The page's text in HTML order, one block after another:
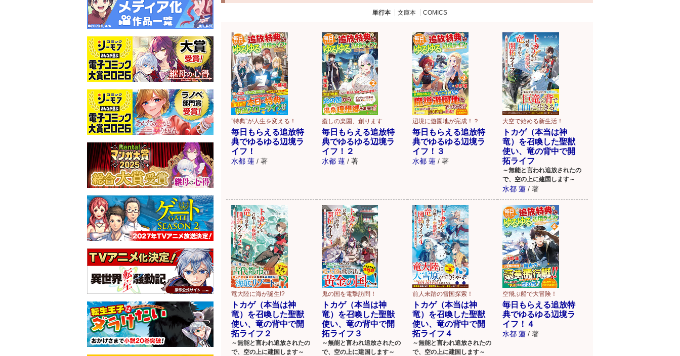
単行本 文庫本 COMICS
”特典”が人生を変える！
毎日もらえる追放特
典でゆるゆる辺境ラ
イフ！
水都 蓮 / 著
癒しの楽園、創ります
毎日もらえる追放特
典でゆるゆる辺境ラ
イフ！２
水都 蓮 / 著
辺境に遊園地が完成！？
毎日もらえる追放特
典でゆるゆる辺境ラ
イフ！３
水都 蓮 / 著
大空で始める新生活！
トカゲ（本当は神
竜）を召喚した聖獣
使い、竜の背中で開
拓ライフ
～無能と言われ追放されたの
で、空の上に建国します～
水都 蓮 / 著
竜大陸に海が誕生!?
トカゲ（本当は神
竜）を召喚した聖獣
使い、竜の背中で開
拓ライフ２
～無能と言われ追放されたの
で、空の上に建国します～
鬼の国を電撃訪問！
トカゲ（本当は神
竜）を召喚した聖獣
使い、竜の背中で開
拓ライフ３
～無能と言われ追放されたの
で、空の上に建国します～
前人未踏の雪国探索！
トカゲ（本当は神
竜）を召喚した聖獣
使い、竜の背中で開
拓ライフ４
～無能と言われ追放されたの
で、空の上に建国します～
空飛ぶ船で大冒険！
毎日もらえる追放特
典でゆるゆる辺境ラ
イフ！４
水都 蓮 / 著